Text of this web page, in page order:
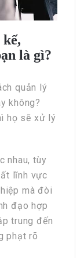
là gì?
quản lý
không?
họ sẽ xử lý
nhau, tùy
lĩnh vực
mà đòi
đạo hợp
trung đến
phạt rõ